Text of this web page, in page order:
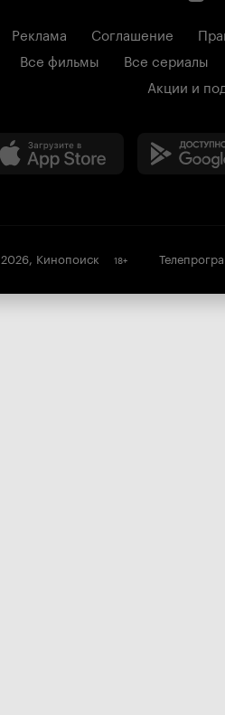
Реклама Соглашение
Все фильмы
Все сериалы
Акции и
2026, Кинопоиск 18+